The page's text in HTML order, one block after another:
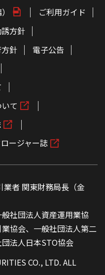
ご利用ガイド
方針
針
電子公告
て
ージャー誌
者 関東財務局長（金
社団法人資産運用業協
協会、一般社団法人第二
法人日本STO協会
CO., LTD. ALL